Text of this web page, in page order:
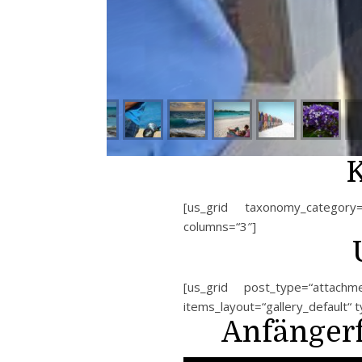
[us_grid
columns=“3″]
[us_grid
items_layout=“gallery_default“